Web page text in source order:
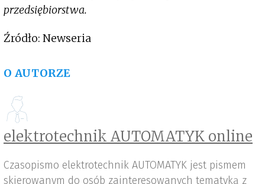
przedsiębiorstwa.
Źródło: Newseria
O AUTORZE
elektrotechnik AUTOMATYK online
Czasopismo elektrotechnik AUTOMATYK jest pismem
skierowanym do osób zainteresowanych tematyką z